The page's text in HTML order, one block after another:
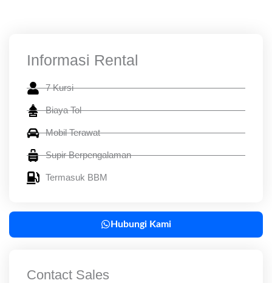
Informasi Rental
7 Kursi
Biaya Tol
Mobil Terawat
Supir Berpengalaman
Termasuk BBM
Hubungi Kami
Contact Sales